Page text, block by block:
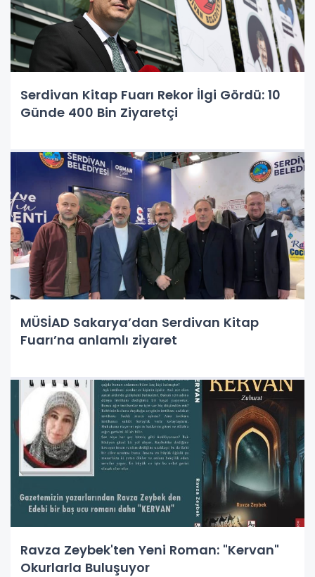
Serdivan Kitap Fuarı Rekor İlgi Gördü: 10
Günde 400 Bin Ziyaretçi
MÜSİAD Sakarya’dan Serdivan Kitap
Fuarı’na anlamlı ziyaret
Ravza Zeybek'ten Yeni Roman: "Kervan"
Okurlarla Buluşuyor